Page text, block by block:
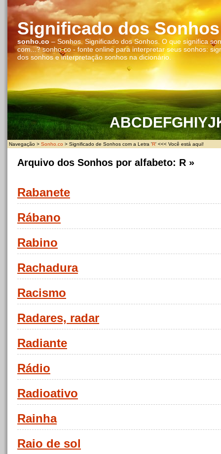
Significado dos Sonhos
sonho.co – Sonhos. Significado dos Sonhos. O que significa
com...? sonho.co - fonte online para interpretar seus sonhos:
dos sonhos e interpretação sonhos na dicionário.
ABCDEFGHIYJ
Navegação > Sonho.co > Significado de Sonhos com a Letra 'R' <<< Você está aqui!
Arquivo dos Sonhos por alfabeto: R »
Rabanete
Rábano
Rabino
Rachadura
Racismo
Radares, radar
Radiante
Rádio
Radioativo
Rainha
Raio de sol